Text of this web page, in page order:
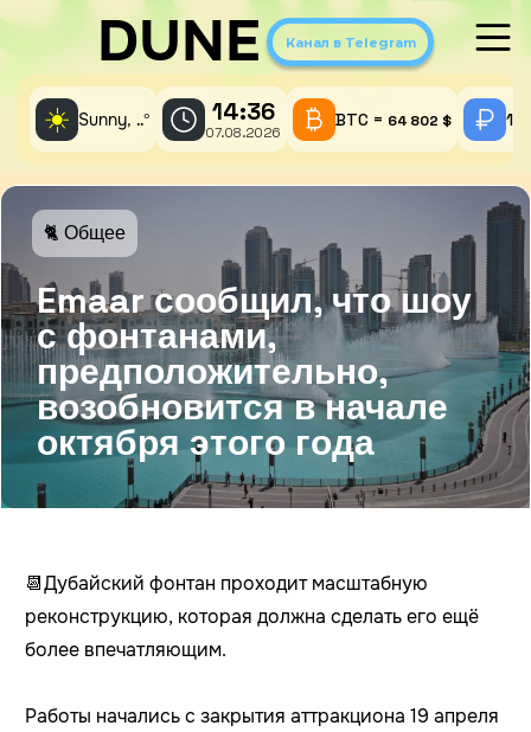
DUNE Канал в Telegram
☀️ Sunny, ..° 14:36
07.08.2026
BTC = 64 802 $ 1
Emaar сообщил, что шоу
с фонтанами,
предположительно,
возобновится в начале
октября этого года
🐈 Общее
📆Дубайский фонтан проходит масштабную
реконструкцию, которая должна сделать его ещё
более впечатляющим.
Работы начались с закрытия аттракциона 19 апреля